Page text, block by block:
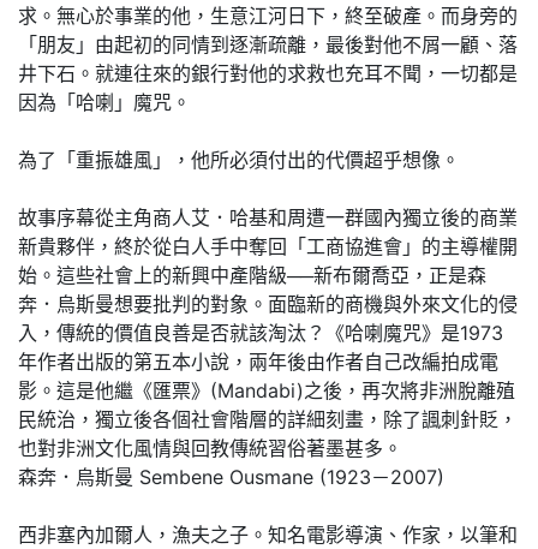
求。無心於事業的他，生意江河日下，終至破產。而身旁的
「朋友」由起初的同情到逐漸疏離，最後對他不屑一顧、落
井下石。就連往來的銀行對他的求救也充耳不聞，一切都是
因為「哈喇」魔咒。
為了「重振雄風」，他所必須付出的代價超乎想像。
故事序幕從主角商人艾．哈基和周遭一群國內獨立後的商業
新貴夥伴，終於從白人手中奪回「工商協進會」的主導權開
始。這些社會上的新興中產階級──新布爾喬亞，正是森
奔．烏斯曼想要批判的對象。面臨新的商機與外來文化的侵
入，傳統的價值良善是否就該淘汰？《哈喇魔咒》是1973
年作者出版的第五本小說，兩年後由作者自己改編拍成電
影。這是他繼《匯票》(Mandabi)之後，再次將非洲脫離殖
民統治，獨立後各個社會階層的詳細刻畫，除了諷刺針貶，
也對非洲文化風情與回教傳統習俗著墨甚多。
森奔．烏斯曼 Sembene Ousmane (1923－2007)
西非塞內加爾人，漁夫之子。知名電影導演、作家，以筆和